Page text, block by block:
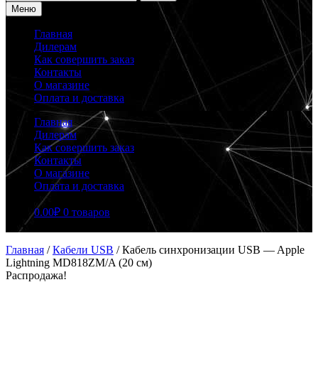
Меню
Главная
Дилерам
Как совершить заказ
Контакты
О магазине
Оплата и доставка
Главная
Дилерам
Как совершить заказ
Контакты
О магазине
Оплата и доставка
0.00₽ 0 товаров
Главная /Кабели USB /Кабель синхронизации USB — Apple
Lightning MD818ZM/A (20 см)
Распродажа!